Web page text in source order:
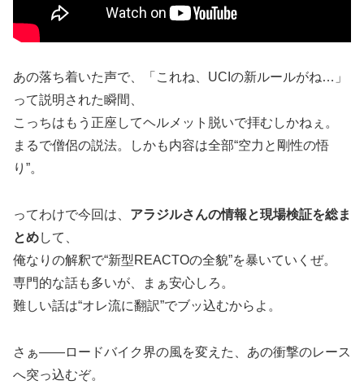
あの落ち着いた声で、「これね、UCIの新ルールがね…」
って説明された瞬間、
こっちはもう正座してヘルメット脱いで拝むしかねぇ。
まるで僧侶の説法。しかも内容は全部“空力と剛性の悟
り”。
ってわけで今回は、 アラジルさんの情報と現場検証を総ま
とめして、
俺なりの解釈で“新型REACTOの全貌”を暴いていくぜ。
専門的な話も多いが、まぁ安心しろ。
難しい話は“オレ流に翻訳”でブッ込むからよ。
さぁ――ロードバイク界の風を変えた、あの衝撃のレース
へ突っ込むぞ。